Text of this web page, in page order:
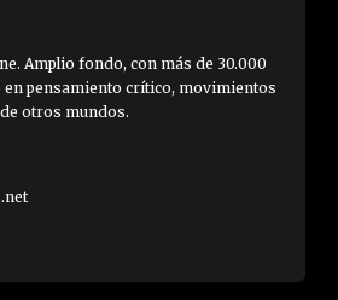
Amplio fondo, con más de 30.000
en pensamiento crítico, movimientos
otros mundos.